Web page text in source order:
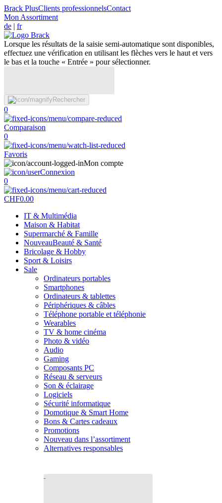
Brack PlusClients professionnelsContact
Mon Assortiment
de | fr
Lorsque les résultats de la saisie semi-automatique sont disponibles,
effectuez une vérification en utilisant les flèches vers le haut et vers
le bas et la touche « Entrée » pour sélectionner.
Rechercher
0
Comparaison
0
Favoris
Mon compte
Connexion
0
CHF0.00
IT & Multimédia
Maison & Habitat
Supermarché & Famille
NouveauBeauté & Santé
Bricolage & Hobby
Sport & Loisirs
Sale
Ordinateurs portables
Smartphones
Ordinateurs & tablettes
Périphériques & câbles
Téléphone portable et téléphonie
Wearables
TV & home cinéma
Photo & vidéo
Audio
Gaming
Composants PC
Réseau & serveurs
Son & éclairage
Logiciels
Sécurité informatique
Domotique & Smart Home
Bons & Cartes cadeaux
Promotions
Nouveau dans l’assortiment
Alternatives responsables